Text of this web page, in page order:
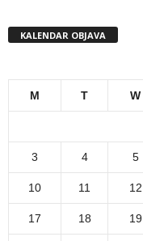
KALENDAR OBJAVA
M T W
3 4 5
10 11 12
17 18 19